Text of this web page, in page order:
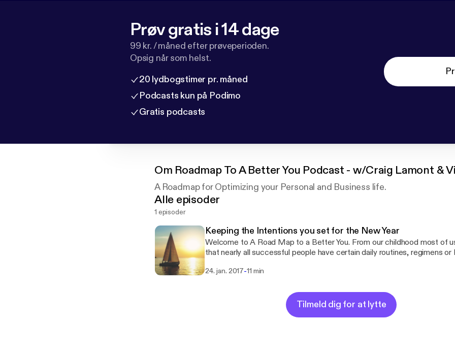
Prøv gratis i 14 dage
99 kr. / måned efter prøveperioden.
Opsig når som helst.
20 lydbogstimer pr. måned
Podcasts kun på Podimo
Gratis podcasts
Om Roadmap To A Better You Podcast - w/Craig Lamont &
A Roadmap for Optimizing your Personal and Business life.
Alle episoder
1 episoder
Keeping the Intentions you set for the New Year
Welcome to A Road Map to a Better You. From our childhood most of
that nearly all successful people have certain daily routines, regimens
these guidelines as well as the mindset most of these prolific people
24. jan. 2017-11 min
Tilmeld dig for at lytte